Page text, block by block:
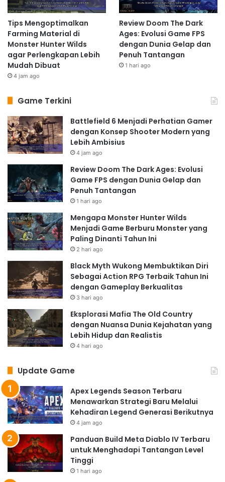
Tips Mengoptimalkan
Farming Material di
Monster Hunter Wilds
agar Perlengkapan Lebih
Mudah Dibuat
4 jam ago
Review Doom The Dark
Ages: Evolusi Game FPS
dengan Dunia Gelap dan
Penuh Tantangan
1 hari ago
Game Terkini
Battlefield 6 Menjadi Perhatian Gamer
dengan Konsep Shooter Modern yang
Lebih Ambisius
4 jam ago
Review Doom The Dark Ages: Evolusi
Game FPS dengan Dunia Gelap dan
Penuh Tantangan
1 hari ago
Mengapa Monster Hunter Wilds
Menjadi Game Berburu Monster yang
Paling Dinanti Tahun Ini
2 hari ago
Black Myth Wukong Membuktikan Diri
Sebagai Action RPG Terbaik Tahun Ini
dengan Gameplay Berkualitas
3 hari ago
Eksplorasi Mafia The Old Country
dengan Nuansa Dunia Kejahatan yang
Lebih Hidup dan Realistis
4 hari ago
Update Game
Apex Legends Season Terbaru
Menawarkan Strategi Baru Melalui
Kehadiran Legend Generasi Berikutnya
4 jam ago
Panduan Build Meta Diablo IV Terbaru
untuk Menghadapi Tantangan Level
Tinggi
1 hari ago